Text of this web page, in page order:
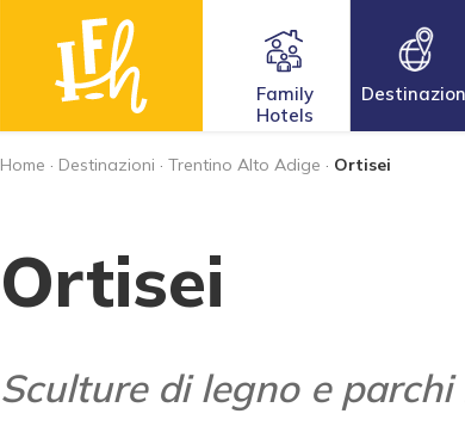
Family
Hotels
Home · Destinazioni · Trentino Alto Adige · Ortisei
Ortisei
Sculture di legno e